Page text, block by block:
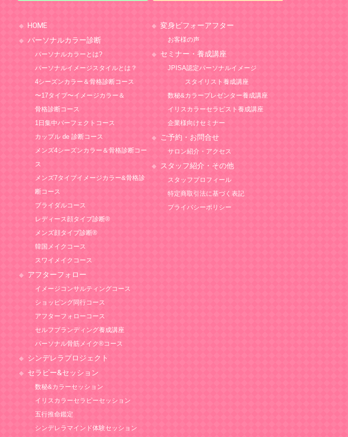
HOME
パーソナルカラー診断
パーソナルカラーとは?
パーソナルイメージスタイルとは？
4シーズンカラー＆骨格診断コース
〜17タイプ〜イメージカラー＆
骨格診断コース
1日集中パーフェクトコース
カップル de 診断コース
メンズ4シーズンカラー＆骨格診断コー
ス
メンズ7タイプイメージカラー&骨格診
断コース
ブライダルコース
レディース顔タイプ診断®
メンズ顔タイプ診断®
韓国メイクコース
スワイメイクコース
アフターフォロー
イメージコンサルティングコース
ショッピング同行コース
アフターフォローコース
セルフブランディング養成講座
パーソナル骨筋メイク®コース
シンデレラプロジェクト
セラピー&セッション
数秘&カラーセッション
イリスカラーセラピーセッション
五行推命鑑定
シンデレラマインド体験セッション
変身ビフォーアフター
お客様の声
セミナー・養成講座
JPISA認定パーソナルイメージ
スタイリスト養成講座
数秘&カラープレゼンター養成講座
イリスカラーセラピスト養成講座
企業様向けセミナー
ご予約・お問合せ
サロン紹介・アクセス
スタッフ紹介・その他
スタッフプロフィール
特定商取引法に基づく表記
プライバシーポリシー